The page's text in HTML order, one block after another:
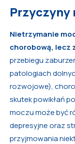
Przyczyny
Nietrzymanie
chorobową, lecz
przebiegu
patologiach
rozwojowe),
skutek powikłań
moczu może być
depresyjne oraz
przyjmowania